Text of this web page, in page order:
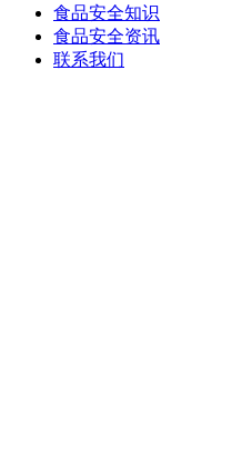
食品安全知识
食品安全资讯
联系我们